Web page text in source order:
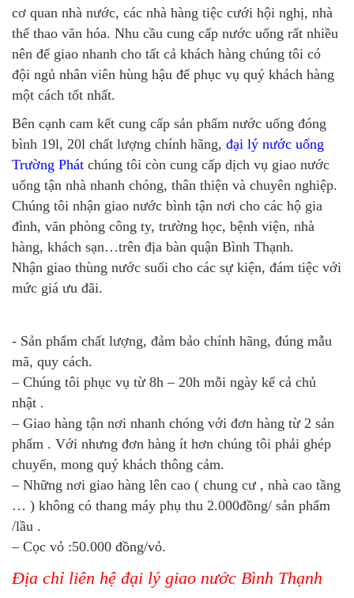
cơ quan nhà nước, các nhà hàng tiệc cưới hội nghị, nhà
thể thao văn hóa. Nhu cầu cung cấp nước uống rất nhiều
nên để giao nhanh cho tất cả khách hàng chúng tôi có
đội ngủ nhân viên hùng hậu để phục vụ quý khách hàng
một cách tốt nhất.
Bên cạnh cam kết cung cấp sản phẩm nước uống đóng
bình 19l, 20l chất lượng chính hãng, đại lý nước uống
Trường Phát chúng tôi còn cung cấp dịch vụ giao nước
uống tận nhà nhanh chóng, thân thiện và chuyên nghiệp.
Chúng tôi nhận giao nước bình tận nơi cho các hộ gia
đình, văn phòng công ty, trường học, bệnh viện, nhà
hàng, khách sạn…trên địa bàn quận Bình Thạnh.
Nhận giao thùng nước suối cho các sự kiện, đám tiệc với
mức giá ưu đãi.
- Sản phẩm chất lượng, đảm bảo chính hãng, đúng mẫu
mã, quy cách.
– Chúng tôi phục vụ từ 8h – 20h mỗi ngày kể cả chủ
nhật .
– Giao hàng tận nơi nhanh chóng với đơn hàng từ 2 sản
phẩm . Với nhưng đơn hàng ít hơn chúng tôi phải ghép
chuyến, mong quý khách thông cảm.
– Những nơi giao hàng lên cao ( chung cư , nhà cao tầng
… ) không có thang máy phụ thu 2.000đồng/ sản phẩm
/lầu .
– Cọc vỏ :50.000 đồng/vỏ.
Địa chỉ liên hệ đại lý giao nước Bình Thạnh